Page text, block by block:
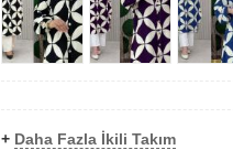
+ Daha Fazla İkili Takım